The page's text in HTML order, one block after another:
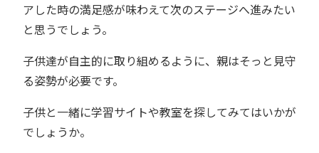
アした時の満足感が味わえて次のステージへ進みたい
と思うでしょう。
子供達が自主的に取り組めるように、親はそっと見守
る姿勢が必要です。
子供と一緒に学習サイトや教室を探してみてはいかが
でしょうか。